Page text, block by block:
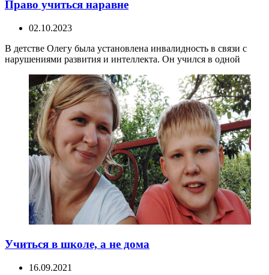
Право учиться наравне
02.10.2023
В детстве Олегу была установлена инвалидность в связи с
нарушениями развития и интеллекта. Он учился в одной
Учиться в школе, а не дома
16.09.2021